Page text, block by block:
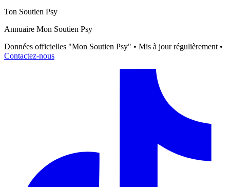
Ton Soutien Psy
Annuaire Mon Soutien Psy
Données officielles "Mon Soutien Psy" • Mis à jour régulièrement •
Contactez-nous